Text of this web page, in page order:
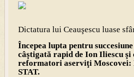
Dictatura lui Ceauşescu luase
Începea lupta pentru
câştigată rapid de Ion Iliescu şi
reformatori aserviţi Moscovei:
STAT.